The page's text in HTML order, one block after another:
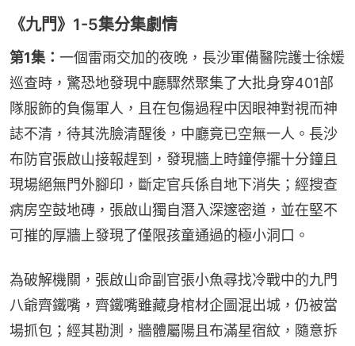
《九門》1-5集分集劇情
第1集： 一個雷雨交加的夜晚，長沙軍備醫院護士徐媛
巡查時，驚恐地發現中廳驟然聚集了大批身穿401部
隊服飾的負傷軍人，且在包傷過程中因眼神對視而神
誌不清，待其洗臉清醒後，中廳竟已空無一人。長沙
布防官張啟山接報趕到，發現牆上時鐘停擺十分鐘且
現場絕無門外腳印，斷定官兵係自地下消失；經搜查
病房空鼓地磚，張啟山獨自潛入深邃密道，並在堅不
可摧的厚牆上發現了僅限孩童通過的極小洞口。
為破解機關，張啟山命副官張小魚尋找冷戰中的九門
八爺齊鐵嘴，齊鐵嘴雖藏身棺材企圖混出城，仍被當
場抓包；經其勘測，牆體屬陽且布滿星宿紋，隨意拆